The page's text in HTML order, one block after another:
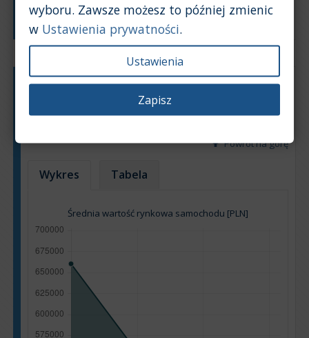
Rok produkcji
Typ silnika:
0,7
Powrót na górę
Wykres Tabela
Średnia wartość rynkowa samochodu [PLN]
wyboru. Zawsze możesz to później zmienic
w Ustawienia prywatności.
Ustawienia
Zapisz